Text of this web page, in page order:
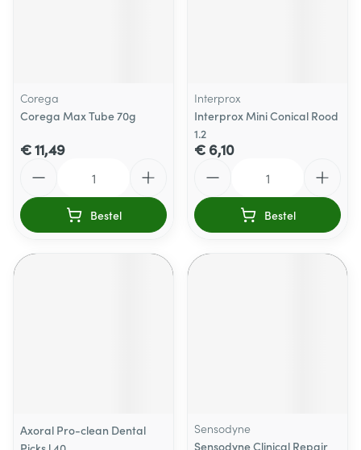
Corega
Corega Max Tube 70g
€ 11,49
Bestel
Interprox
Interprox Mini Conical Rood
1.2
€ 6,10
Bestel
Axoral Pro-clean Dental
Sensodyne
Sensodyne Clinical Repair